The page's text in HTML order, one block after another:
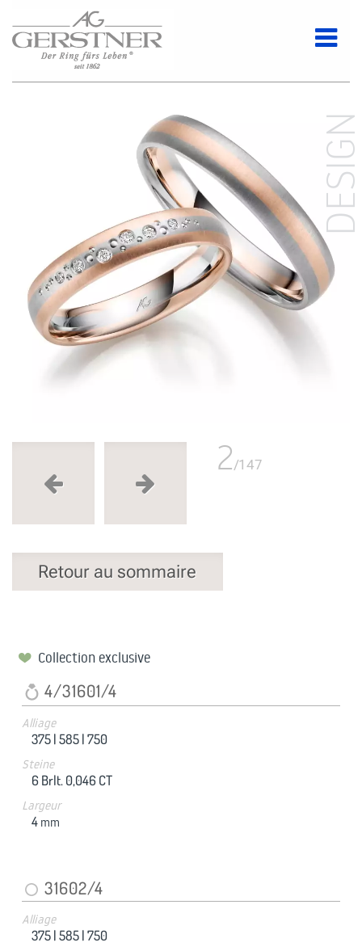
2/147
Retour au sommaire
Collection exclusive
4/31601/4
Alliage
375 |585 |750
Steine
6 Brlt. 0,046 CT
Largeur
4 mm
31602/4
Alliage
375 |585 |750